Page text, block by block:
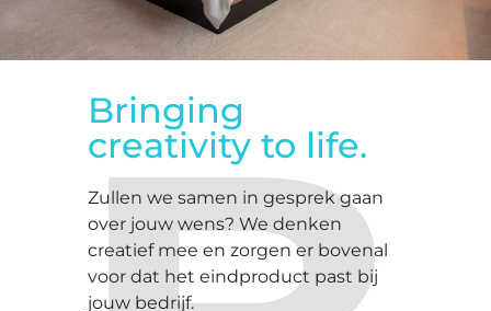
Bringing
creativity to life.
Zullen we samen in gesprek gaan
over jouw wens? We denken
creatief mee en zorgen er bovenal
voor dat het eindproduct past bij
jouw bedrijf.